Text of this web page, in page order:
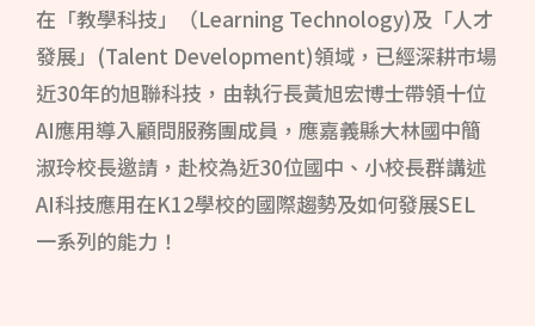
在「教學科技」（Learning Technology)及「人才
發展」(Talent Development)領域，已經深耕巿場
近30年的旭聯科技，由執行長黃旭宏博士帶領十位
AI應用導入顧問服務團成員，應嘉義縣大林國中簡
淑玲校長邀請，赴校為近30位國中、小校長群講述
AI科技應用在K12學校的國際趨勢及如何發展SEL
一系列的能力！